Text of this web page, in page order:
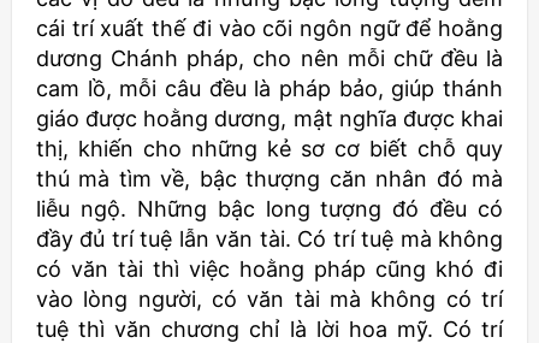
cái trí xuất thế đi vào cõi ngôn ngữ để hoằng
dương Chánh pháp, cho nên mỗi chữ đều là
cam lồ, mỗi câu đều là pháp bảo, giúp thánh
giáo được hoằng dương, mật nghĩa được khai
thị, khiến cho những kẻ sơ cơ biết chỗ quy
thú mà tìm về, bậc thượng căn nhân đó mà
liễu ngộ. Những bậc long tượng đó đều có
đầy đủ trí tuệ lẫn văn tài. Có trí tuệ mà không
có văn tài thì việc hoằng pháp cũng khó đi
vào lòng người, có văn tài mà không có trí
tuệ thì văn chương chỉ là lời hoa mỹ. Có trí